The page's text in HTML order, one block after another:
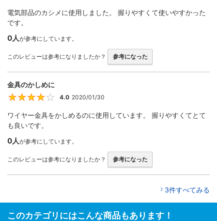
電気部品のカシメに使用しました。 握りやすくて使いやすかった
です。
0人が参考にしています。
このレビューは参考になりましたか？ 参考になった
金具のかしめに
4
4.0 2020/01/30
ワイヤー金具をかしめるのに使用しています。 握りやすくてとて
も良いです。
0人が参考にしています。
このレビューは参考になりましたか？ 参考になった
3件すべてみる
このカテゴリにはこんな商品もあります！